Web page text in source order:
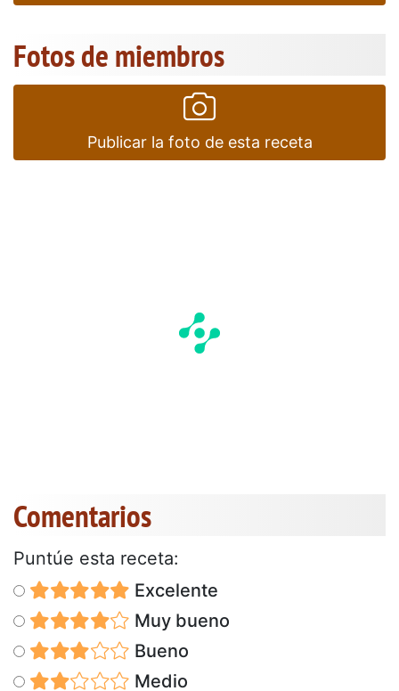
Fotos de miembros
Publicar la foto de esta receta
Comentarios
Puntúe esta receta:
Excelente
Muy bueno
Bueno
Medio